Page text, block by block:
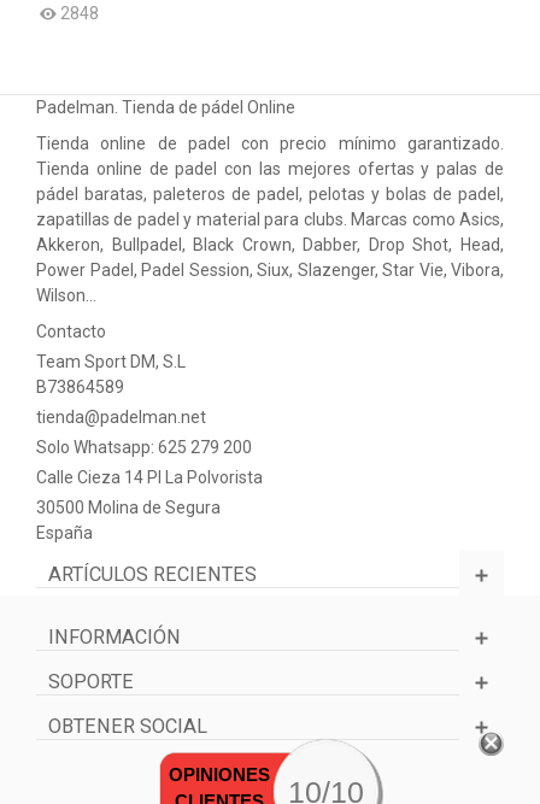
2848
Padelman. Tienda de pádel Online
Tienda online de padel con precio mínimo garantizado.
Tienda online de padel con las mejores ofertas y palas de
pádel baratas, paleteros de padel, pelotas y bolas de padel,
zapatillas de padel y material para clubs. Marcas como Asics,
Akkeron, Bullpadel, Black Crown, Dabber, Drop Shot, Head,
Power Padel, Padel Session, Siux, Slazenger, Star Vie, Vibora,
Wilson…
Contacto
Team Sport DM, S.L
B73864589
tienda@padelman.net
Solo Whatsapp: 625 279 200
Calle Cieza 14 PI La Polvorista
30500 Molina de Segura
España
ARTÍCULOS RECIENTES
INFORMACIÓN
SOPORTE
OBTENER SOCIAL
OPINIONES
10/10